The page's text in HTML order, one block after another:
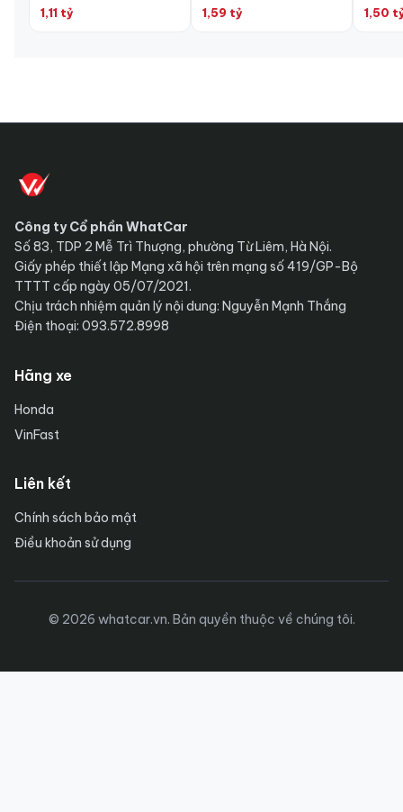
1,11 tỷ
1,59 tỷ
1,50
Công ty Cổ phần WhatCar
Số 83, TDP 2 Mễ Trì Thượng, phường Từ Liêm, Hà Nội.
Giấy phép thiết lập Mạng xã hội trên mạng số 419/GP-Bộ
TTTT cấp ngày 05/07/2021.
Chịu trách nhiệm quản lý nội dung: Nguyễn Mạnh Thắng
Điện thoại: 093.572.8998
Hãng xe
Honda
VinFast
Liên kết
Chính sách bảo mật
Điều khoản sử dụng
© 2026 whatcar.vn. Bản quyền thuộc về chúng tôi.